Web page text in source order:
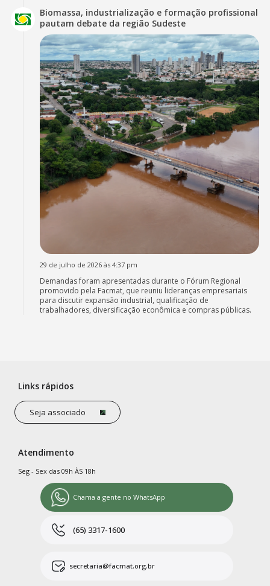
Biomassa, industrialização e formação profissional
pautam debate da região Sudeste
29 de julho de 2026 às 4:37 pm
Demandas foram apresentadas durante o Fórum Regional
promovido pela Facmat, que reuniu lideranças empresariais
para discutir expansão industrial, qualificação de
trabalhadores, diversificação econômica e compras públicas.
Links rápidos
Seja associado
Atendimento
Seg - Sex das 09h ÀS 18h
Chama a gente no WhatsApp
(65) 3317-1600
secretaria@facmat.org.br